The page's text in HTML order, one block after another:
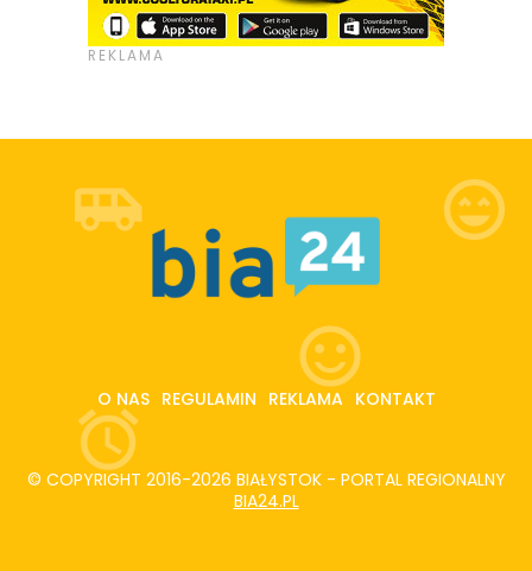
O NAS REGULAMIN REKLAMA KONTAKT
© COPYRIGHT 2016-2026 BIAŁYSTOK - PORTAL REGIONALNY
BIA24.PL